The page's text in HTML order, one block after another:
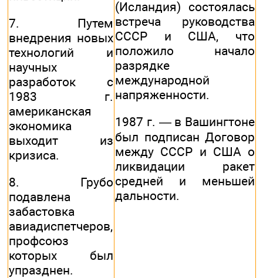
7. Путем
внедрения новых
технологий и
научных
разработок с
1983 г.
американская
экономика
выходит из
кризиса.
8. Грубо
подавлена
забастовка
авиадиспетчеров,
профсоюз
которых был
упразднен.
(Исландия) состоялась
встреча руководства
СССР и США, что
положило начало
разрядке
международной
напряженности.
1987 г. — в Вашингтоне
был подписан Договор
между СССР и США о
ликвидации ракет
средней и меньшей
дальности.